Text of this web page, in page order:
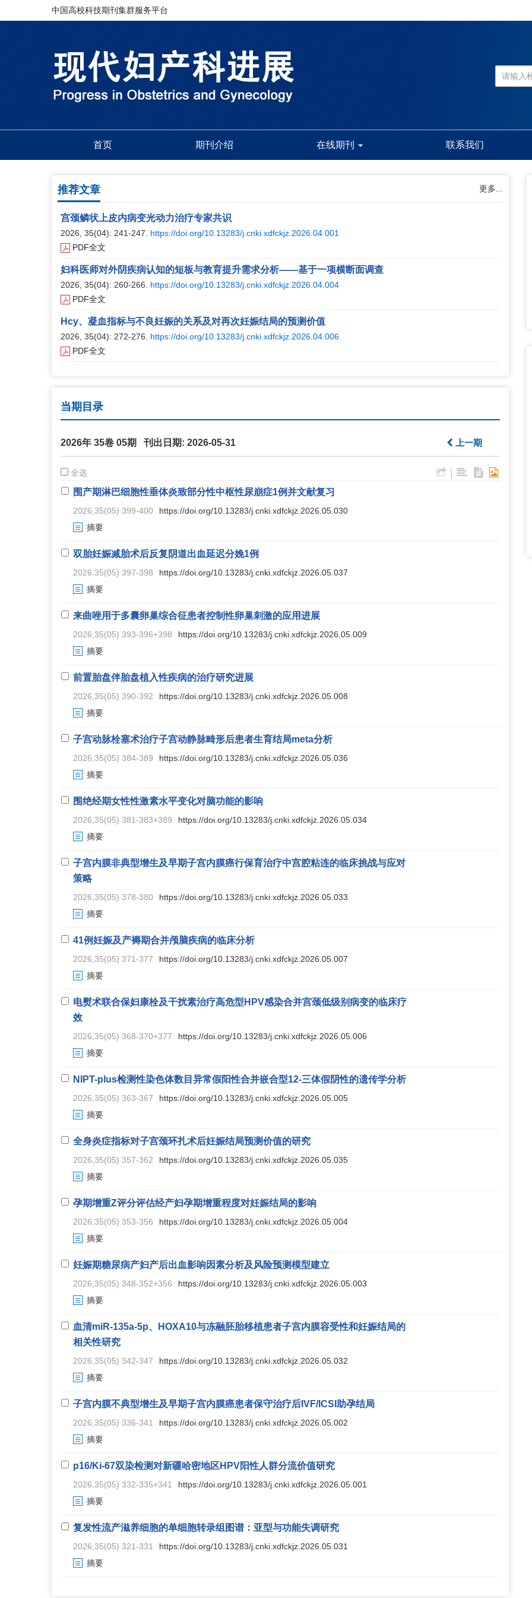
中国高校科技期刊集群服务平台
首页 期刊介绍 在线期刊 联系我们
推荐文章 更多...
宫颈鳞状上皮内病变光动力治疗专家共识
2026, 35(04): 241-247. https://doi.org/10.13283/j.cnki.xdfckjz.2026.04.001
PDF全文
妇科医师对外阴疾病认知的短板与教育提升需求分析——基于一项横断面调查
2026, 35(04): 260-266. https://doi.org/10.13283/j.cnki.xdfckjz.2026.04.004
PDF全文
Hcy、凝血指标与不良妊娠的关系及对再次妊娠结局的预测价值
2026, 35(04): 272-276. https://doi.org/10.13283/j.cnki.xdfckjz.2026.04.006
PDF全文
当期目录
2026年 35卷 05期 刊出日期: 2026-05-31 上一期
全选
围产期淋巴细胞性垂体炎致部分性中枢性尿崩症1例并文献复习
2026,35(05) 399-400
https://doi.org/10.13283/j.cnki.xdfckjz.2026.05.030
摘要
双胎妊娠减胎术后反复阴道出血延迟分娩1例
2026,35(05) 397-398
https://doi.org/10.13283/j.cnki.xdfckjz.2026.05.037
摘要
来曲唑用于多囊卵巢综合征患者控制性卵巢刺激的应用进展
2026,35(05) 393-396+398
https://doi.org/10.13283/j.cnki.xdfckjz.2026.05.009
摘要
前置胎盘伴胎盘植入性疾病的治疗研究进展
2026,35(05) 390-392
https://doi.org/10.13283/j.cnki.xdfckjz.2026.05.008
摘要
子宫动脉栓塞术治疗子宫动静脉畸形后患者生育结局meta分析
2026,35(05) 384-389
https://doi.org/10.13283/j.cnki.xdfckjz.2026.05.036
摘要
围绝经期女性性激素水平变化对脑功能的影响
2026,35(05) 381-383+389
https://doi.org/10.13283/j.cnki.xdfckjz.2026.05.034
摘要
子宫内膜非典型增生及早期子宫内膜癌行保育治疗中宫腔粘连的临床挑战与应对
策略
2026,35(05) 378-380
https://doi.org/10.13283/j.cnki.xdfckjz.2026.05.033
摘要
41例妊娠及产褥期合并颅脑疾病的临床分析
2026,35(05) 371-377
https://doi.org/10.13283/j.cnki.xdfckjz.2026.05.007
摘要
电熨术联合保妇康栓及干扰素治疗高危型HPV感染合并宫颈低级别病变的临床疗
效
2026,35(05) 368-370+377
https://doi.org/10.13283/j.cnki.xdfckjz.2026.05.006
摘要
NIPT-plus检测性染色体数目异常假阳性合并嵌合型12-三体假阴性的遗传学分析
2026,35(05) 363-367
https://doi.org/10.13283/j.cnki.xdfckjz.2026.05.005
摘要
全身炎症指标对子宫颈环扎术后妊娠结局预测价值的研究
2026,35(05) 357-362
https://doi.org/10.13283/j.cnki.xdfckjz.2026.05.035
摘要
孕期增重Z评分评估经产妇孕期增重程度对妊娠结局的影响
2026,35(05) 353-356
https://doi.org/10.13283/j.cnki.xdfckjz.2026.05.004
摘要
妊娠期糖尿病产妇产后出血影响因素分析及风险预测模型建立
2026,35(05) 348-352+356
https://doi.org/10.13283/j.cnki.xdfckjz.2026.05.003
摘要
血清miR-135a-5p、HOXA10与冻融胚胎移植患者子宫内膜容受性和妊娠结局的
相关性研究
2026,35(05) 342-347
https://doi.org/10.13283/j.cnki.xdfckjz.2026.05.032
摘要
子宫内膜不典型增生及早期子宫内膜癌患者保守治疗后IVF/ICSI助孕结局
2026,35(05) 336-341
https://doi.org/10.13283/j.cnki.xdfckjz.2026.05.002
摘要
p16/Ki-67双染检测对新疆哈密地区HPV阳性人群分流价值研究
2026,35(05) 332-335+341
https://doi.org/10.13283/j.cnki.xdfckjz.2026.05.001
摘要
复发性流产滋养细胞的单细胞转录组图谱：亚型与功能失调研究
2026,35(05) 321-331
https://doi.org/10.13283/j.cnki.xdfckjz.2026.05.031
摘要